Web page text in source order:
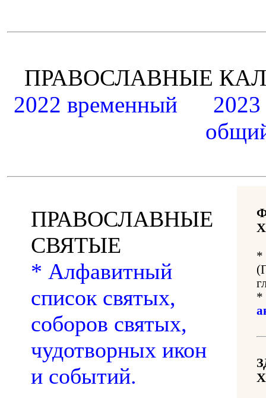
ПРАВОСЛАВНЫЕ
2022 временный
ПРАВОСЛАВНЫЕ
СВЯТЫЕ
* Алфавитный
список святых,
соборов святых,
чудотворных икон
и событий.
*
*